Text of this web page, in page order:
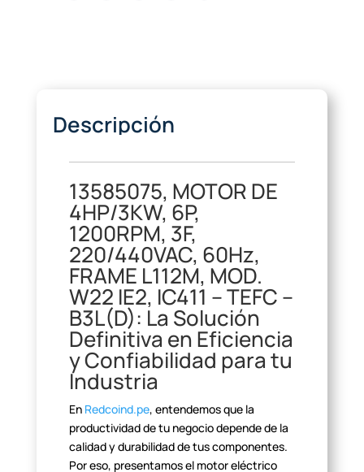
Descripción
13585075, MOTOR DE
4HP/3KW, 6P,
1200RPM, 3F,
220/440VAC, 60Hz,
FRAME L112M, MOD.
W22 IE2, IC411 – TEFC –
B3L(D): La Solución
Definitiva en Eficiencia
y Confiabilidad para tu
Industria
En Redcoind.pe, entendemos que la
productividad de tu negocio depende de la
calidad y durabilidad de tuscomponentes.
Por eso, presentamos el motor eléctrico